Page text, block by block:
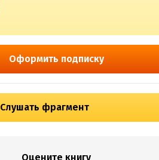
Оформить подписку
Слушать фрагмент
Оцените книгу